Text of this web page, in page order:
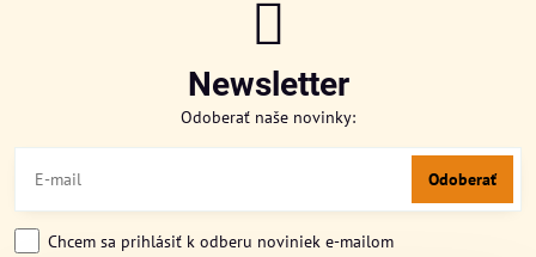
Newsletter
Odoberať naše novinky:
Odoberať
Chcem sa prihlásiť k odberu noviniek e-mailom